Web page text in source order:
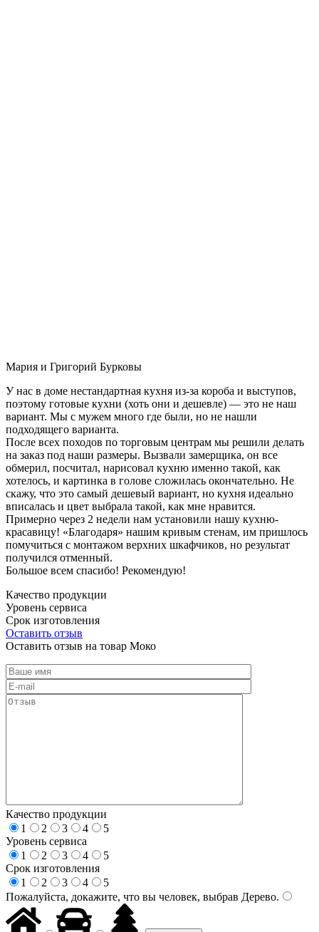
Мария и Григорий Бурковы
У нас в доме нестандартная кухня из-за короба и выступов,
поэтому готовые кухни (хоть они и дешевле) — это не наш
вариант. Мы с мужем много где были, но не нашли
подходящего варианта.
После всех походов по торговым центрам мы решили делать
на заказ под наши размеры. Вызвали замерщика, он все
обмерил, посчитал, нарисовал кухню именно такой, как
хотелось, и картинка в голове сложилась окончательно. Не
скажу, что это самый дешевый вариант, но кухня идеально
вписалась и цвет выбрала такой, как мне нравится.
Примерно через 2 недели нам установили нашу кухню-
красавицу! «Благодаря» нашим кривым стенам, им пришлось
помучиться с монтажом верхних шкафчиков, но результат
получился отменный.
Большое всем спасибо! Рекомендую!
Качество продукции
Уровень сервиса
Срок изготовления
Оставить отзыв
Оставить отзыв на товар Моко
Качество продукции
1
2 3 4
5
Уровень сервиса
1
2 3 4
5
Срок изготовления
1
2 3 4
5
Пожалуйста, докажите, что вы человек, выбрав Дерево.